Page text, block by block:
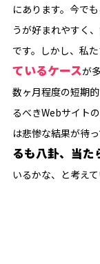
にあります。今で
うが好まれやすく
です。しかし、私
ているケースが
数ヶ月程度の短期
るべきWebサイト
は悲惨な結果が待
るも八卦、当た
いるかな、と考えて